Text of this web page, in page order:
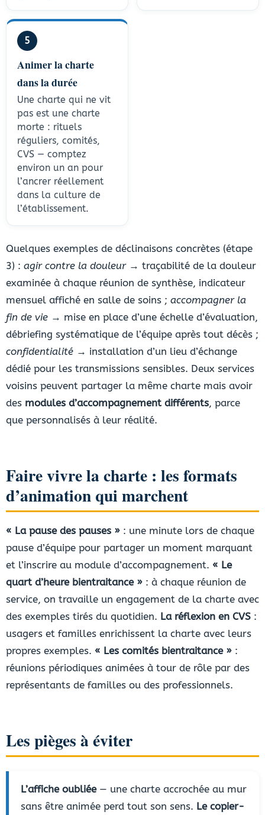
5
Animer la charte
dans la durée
Une charte qui ne vit
pas est une charte
morte : rituels
réguliers, comités,
CVS — comptez
environ un an pour
l’ancrer réellement
dans la culture de
l’établissement.
Quelques exemples de déclinaisons concrètes (étape
3) : agir contre la douleur→ traçabilité de la douleur
examinée à chaque réunion de synthèse, indicateur
mensuel affiché en salle de soins ; accompagner la
fin de vie → mise en place d’une échelle d’évaluation,
débriefing systématique de l’équipe après tout décès ;
confidentialité → installation d’un lieu d’échange
dédié pour les transmissions sensibles. Deux services
voisins peuvent partager la même charte mais avoir
des modules d’accompagnement différents, parce
que personnalisés à leur réalité.
Faire vivre la charte : les formats
d’animation qui marchent
« La pause des pauses » : une minute lors de chaque
pause d’équipe pour partager un moment marquant
et l’inscrire au module d’accompagnement. « Le
quart d’heure bientraitance » : à chaque réunion de
service, on travaille un engagement de la charte avec
des exemples tirés du quotidien. La réflexion en CVS :
usagers et familles enrichissent la charte avec leurs
propres exemples. « Les comités bientraitance » :
réunions périodiques animées à tour de rôle par des
représentants de familles ou des professionnels.
Les pièges à éviter
L’affiche oubliée— une charte accrochée au mur
sans être animée perd tout son sens. Le copier-